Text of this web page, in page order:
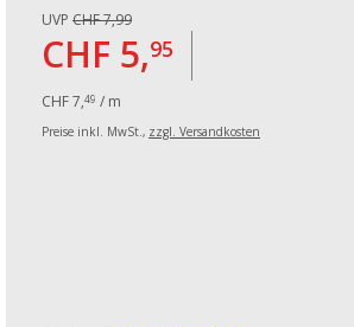
UVP CHF 7,99
CHF 5,95
CHF 7,49 / m
Preise inkl. MwSt., zzgl. Versandkosten